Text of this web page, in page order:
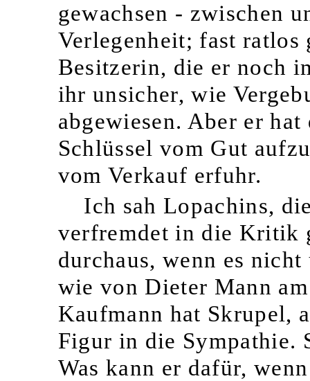
gewachsen - zwischen
Verlegenheit; fast ratlos
Besitzerin, die er noch
ihr unsicher, wie
abgewiesen. Aber er
Schlüssel vom Gut
vom Verkauf erfuhr.
Ich sah Lopachins,
verfremdet in die Kritik
durchaus, wenn es
wie von Dieter Mann
Kaufmann hat Skrupel,
Figur in die Sympathie.
Was kann er dafür,